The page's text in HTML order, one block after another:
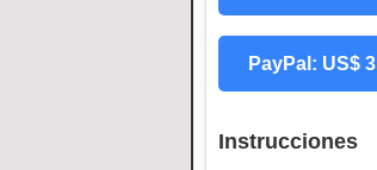
PayPal: US$ 3
Instrucciones